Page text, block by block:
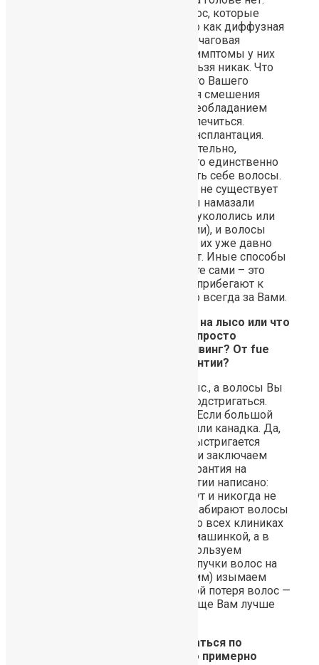
Есть варианты потери волос, которые
диагностируются отдельно как диффузная
алопеция и отдельно как очаговая
алопеция. Проявления и симптомы у них
различны, смешать их нельзя никак. Что
касается более уточненного Вашего
диагноза. То у Вас ситуация смешения
диффузной алопеции с преобладанием
андрогенной. Диффузная лечиться.
Андрогенная – только трансплантация.
Пересадка волос, действительно,
недешевый вариант. Но это единственно
возможный способ вернуть себе волосы.
При чем, навсегда. В мире не существует
препарата, которым бы Вы намазали
голову (выпили таблетки, укололись или
провели иные манипуляции), и волосы
начали расти в местах, где их уже давно
нет. Извините, но чудес нет. Иные способы
при потери волос Вы знаете сами – это
парики. Иногда женщины прибегают к
микропигментации. Выбор всегда за Вами.
Вопрос: Подстригаться нужно на лысо или что
то останется? Я так понимаю просто
выбривается полоска при шейвинг? От fue
чем отличается? И какие гарантии?
Если объем пересадки до 2,5 тыс., а волосы Вы
носите длинные, то можно не подстригаться.
Метод забора — шейвинг-лайн. Если большой
объем, то стрижка — полубокс или канадка. Да,
поднимаются Ваши волосы и выстригается
необходимая область Мы с Вами заключаем
Договор, к нему прилагается гарантия на
пересаженные волосы. В гарантии написано:
пересаженные волосы вырастут и никогда не
выпадут. FUE бывают разные. Забирают волосы
либо машинкой, либо руками. Во всех клиниках
РФ, где делают FUE, работают машинкой, а в
нашей – руками. Т.е., мы не используем
скальпель и не высверливаем пучки волос на
голове, а просто проколом (0,8мм) изымаем
готовый трансплантат Машинкой потеря волос —
50-70%, руками — 2,0-2,5%. Вообще Вам лучше
Вопрос: Как мне сориентироваться по
количеству графтов? Сколько примерно